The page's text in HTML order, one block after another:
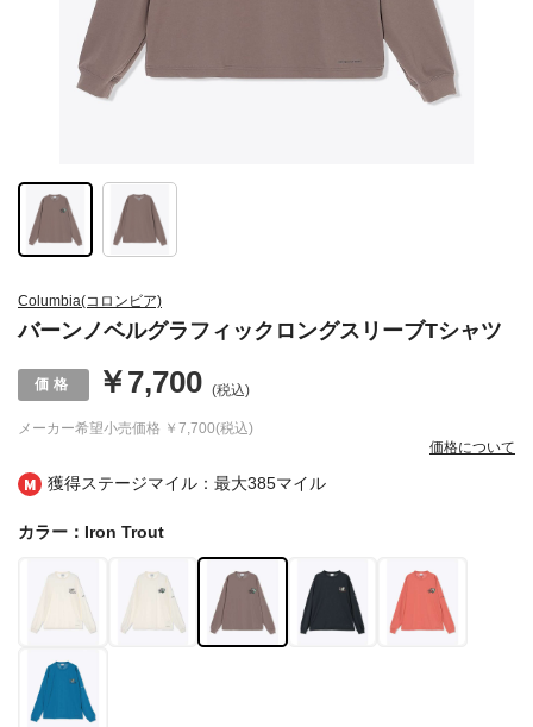
獲得ステージマイル：最大385マイル
Columbia(コロンビア)
バーンノベルグラフィックロングスリーブTシャツ
メーカー希望小売価格 ￥7,700(税込)
￥7,700 (税込)
価格について
カラー：Iron Trout